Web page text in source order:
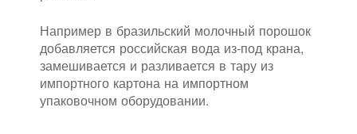
Например в бразильский молочный порошок
добавляется российская вода из-под крана,
замешивается и разливается в тару из
импортного картона на импортном
упаковочном оборудовании.